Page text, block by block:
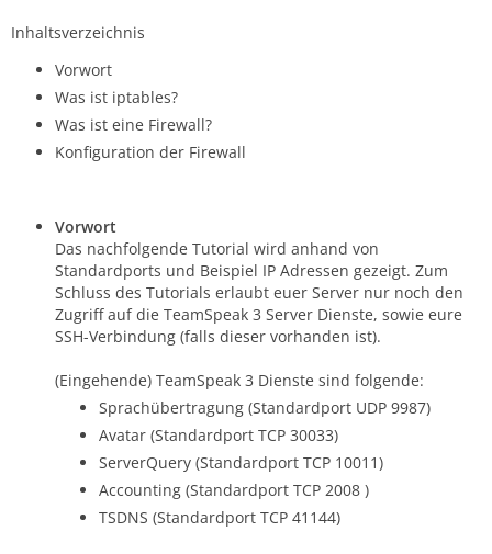
Inhaltsverzeichnis
Vorwort
Was ist iptables?
Was ist eine Firewall?
Konfiguration der Firewall
Vorwort
Das nachfolgende Tutorial wird anhand von
Standardports und Beispiel IP Adressen gezeigt. Zum
Schluss des Tutorials erlaubt euer Server nur noch den
Zugriff auf die TeamSpeak 3 Server Dienste, sowie eure
SSH-Verbindung (falls dieser vorhanden ist).
(Eingehende) TeamSpeak 3 Dienste sind folgende:
Sprachübertragung (Standardport UDP 9987)
Avatar (Standardport TCP 30033)
ServerQuery (Standardport TCP 10011)
Accounting (Standardport TCP 2008 )
TSDNS (Standardport TCP 41144)